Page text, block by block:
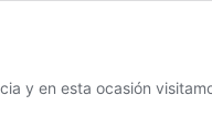
y en esta ocasión